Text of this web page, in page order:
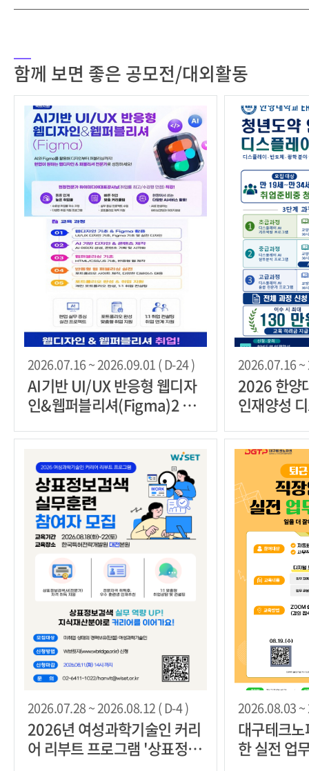
함께 보면 좋은 공모전/대외활동
2026.07.16 ~ 2026.09.01 ( D-24 )
AI기반 UI/UX 반응형 웹디자
인&웹퍼블리셔(Figma)2 교
2026.07.16
2026 한양
인재양성
2026.07.28 ~ 2026.08.12 ( D-4 )
2026년 여성과학기술인 커리
어 리부트 프로그램 '상표정보
2026.08.03 ~
대구테크
한 실전 업